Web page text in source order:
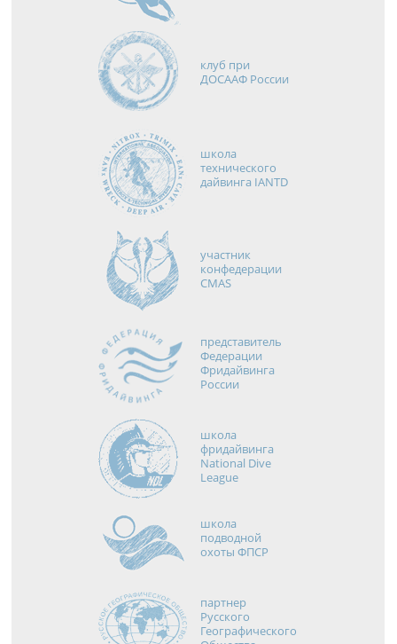
клуб при
ДОСААФ России
школа
технического
дайвинга IANTD
участник
конфедерации
CMAS
представитель
Федерации
Фридайвинга
России
школа
фридайвинга
National Dive
League
школа
подводной
охоты ФПСР
партнер
Русского
Географического